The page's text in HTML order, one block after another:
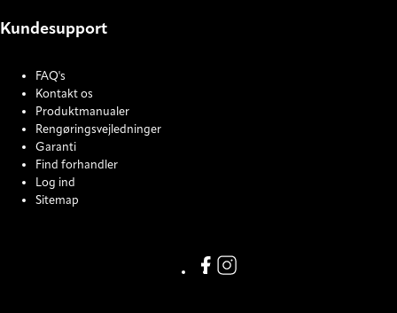
Kundesupport
FAQ's
Kontakt os
Produktmanualer
Rengøringsvejledninger
Garanti
Find forhandler
Log ind
Sitemap
Link missing Display text from
Link missing Display text